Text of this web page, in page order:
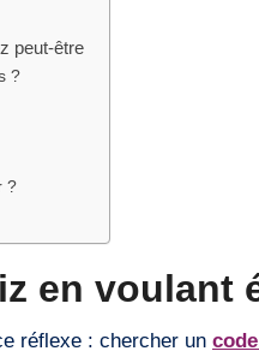
peut-être
?
?
en voulant
réflexe : chercher un